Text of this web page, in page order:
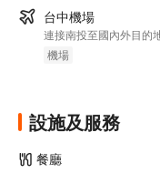
台中機場
連接南投至國內外目的
機場
設施及服務
餐廳